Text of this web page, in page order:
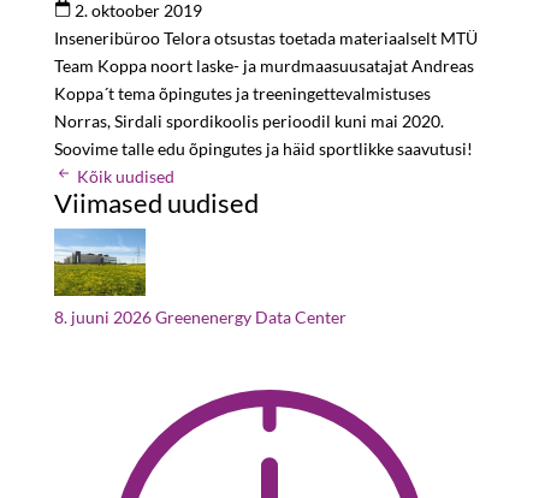
2. oktoober 2019
Inseneribüroo Telora otsustas toetada materiaalselt MTÜ
Team Koppa noort laske- ja murdmaasuusatajat Andreas
Koppa´t tema õpingutes ja treeningettevalmistuses
Norras, Sirdali spordikoolis perioodil kuni mai 2020.
Soovime talle edu õpingutes ja häid sportlikke saavutusi!
Kõik uudised
Viimased uudised
8. juuni 2026Greenenergy Data Center